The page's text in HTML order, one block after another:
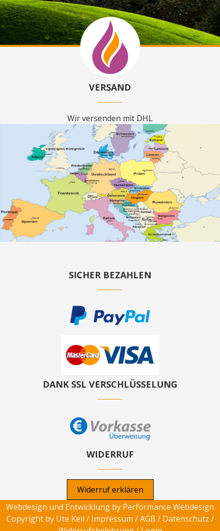
VERSAND
Wir versenden mit DHL
SICHER BEZAHLEN
DANK SSL VERSCHLÜSSELUNG
WIDERRUF
Widerruf erklären
Webdesign und Entwicklung by Performance Webdesign
Copyright by Ute Keil / Impressum /AGB / Datenschutz /